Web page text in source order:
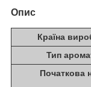
Опис
Країна
Тип
Початкова